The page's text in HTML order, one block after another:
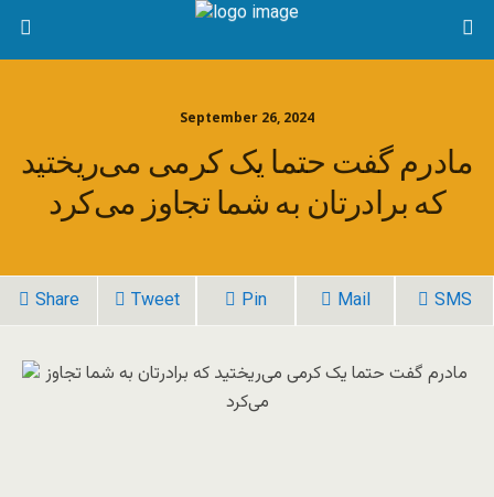
September 26, 2024
مادرم گفت حتما یک کرمی می‌ریختید
که برادرتان به شما تجاوز می‌کرد
Share Tweet Pin Mail SMS